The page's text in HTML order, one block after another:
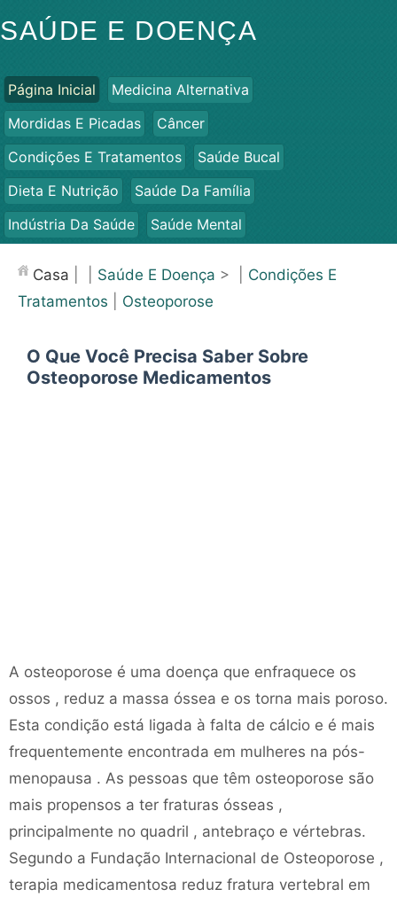
SAÚDE E DOENÇA
Página Inicial
Medicina Alternativa
Mordidas E Picadas
Câncer
Condições E Tratamentos
Saúde Bucal
Dieta E Nutrição
Saúde Da Família
Indústria Da Saúde
Saúde Mental
Saúde
Casa Saúde E Doença > | Condições E
Tratamentos
Osteoporose
O Que Você Precisa Saber Sobre
Osteoporose Medicamentos
A osteoporose é uma doença que enfraquece os
ossos , reduz a massa óssea e os torna mais poroso.
Esta condição está ligada à falta de cálcio e é mais
frequentemente encontrada em mulheres na pós-
menopausa . As pessoas que têm osteoporose são
mais propensos a ter fraturas ósseas ,
principalmente no quadril , antebraço e vértebras.
Segundo a Fundação Internacional de Osteoporose ,
terapia medicamentosa reduz fratura vertebral em